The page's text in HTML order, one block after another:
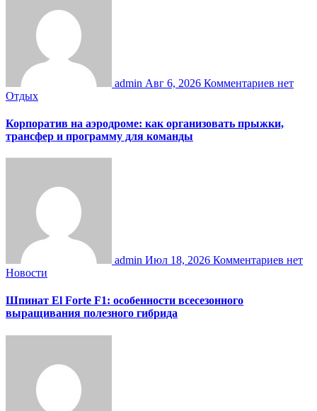
admin Авг 6, 2026 Комментариев нет
Отдых
Корпоратив на аэродроме: как организовать прыжки,
трансфер и программу для команды
admin Июл 18, 2026 Комментариев нет
Новости
Шпинат El Forte F1: особенности всесезонного
выращивания полезного гибрида